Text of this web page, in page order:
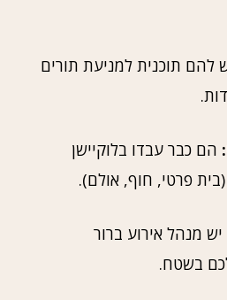
להם תוכנית למניעת תורים
הם כבר עבדו בלוקיישן
פרטי, חוף, אולם).
יש מנהל אירוע ברור
בשטח.